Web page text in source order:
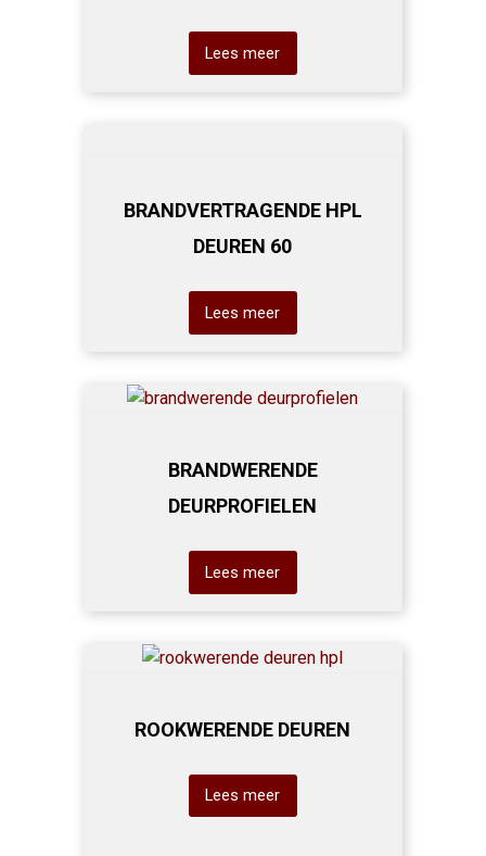
Lees meer
BRANDVERTRAGENDE HPL
DEUREN 60
Lees meer
BRANDWERENDE
DEURPROFIELEN
Lees meer
ROOKWERENDE DEUREN
Lees meer